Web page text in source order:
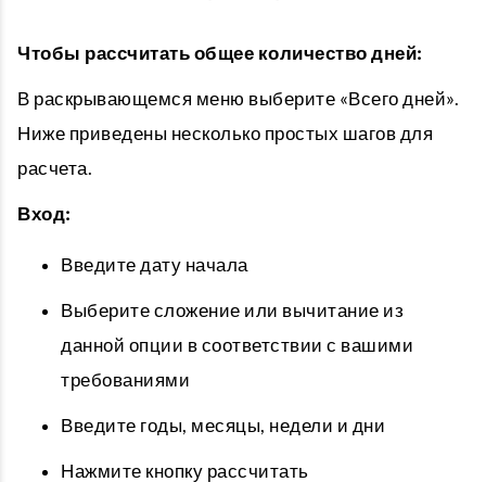
Чтобы рассчитать общее количество дней:
В раскрывающемся меню выберите «Всего дней».
Ниже приведены несколько простых шагов для
расчета.
Вход:
Введите дату начала
Выберите сложение или вычитание из
данной опции в соответствии с вашими
требованиями
Введите годы, месяцы, недели и дни
Нажмите кнопку рассчитать